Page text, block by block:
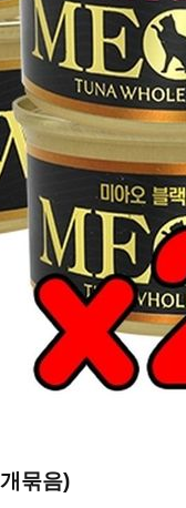
묶음)